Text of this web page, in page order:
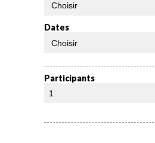
Dates
Participants